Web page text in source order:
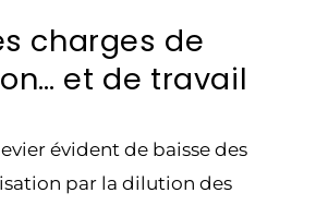
charges de
et de travail
évident de baisse des
par la dilution des